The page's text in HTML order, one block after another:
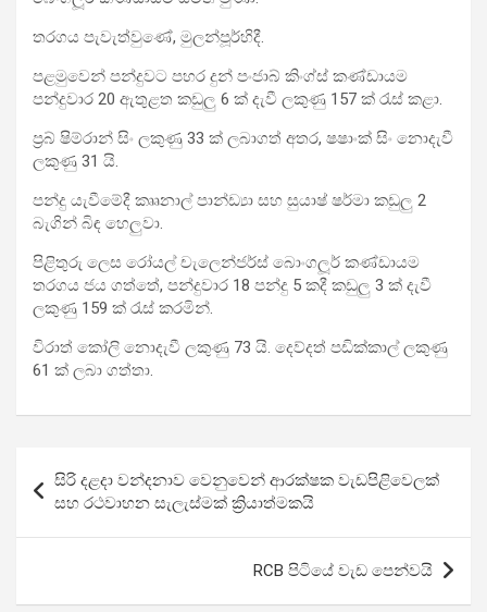
තරගය පැවැත්වුණේ, මුලන්පූර්හිදී.
පළමුවෙන් පන්දුවට පහර දුන් පංජාබ් කිංග්ස් කණ්ඩායම
පන්දුවාර 20 ඇතුළත කඩුලු 6 ක් දැවී ලකුණු 157 ක් රැස් කළා.
ප්‍රබ් ෂිම්රාන් සිං ලකුණු 33 ක් ලබාගත් අතර, ෂෂාංක් සිං නොදැවී
ලකුණු 31 යි.
පන්දු යැවීමේදී කෲනාල් පාන්ඩ්‍යා සහ සුයාෂ් ෂර්මා කඩුලු 2
බැගින් බිඳ හෙලුවා.
පිළිතුරු ලෙස රෝයල් චැලෙන්ජර්ස් බොංගලූර් කණ්ඩායම
තරගය ජය ගත්තේ, පන්දුවාර 18 පන්දු 5 කදී කඩුලු 3 ක් දැවී
ලකුණු 159 ක් රැස් කරමින්.
විරාත් කෝලි නොදැවී ලකුණු 73 යි. දෙව්දත් පඩික්කාල් ලකුණු
61 ක් ලබා ගත්තා.
Post
navigation
සිරි දළදා වන්දනාව වෙනුවෙන් ආරක්ෂක වැඩපිළිවෙලක්
සහ රථවාහන සැලැස්මක් ක්‍රියාත්මකයි
RCB පිටියේ වැඩ පෙන්වයි